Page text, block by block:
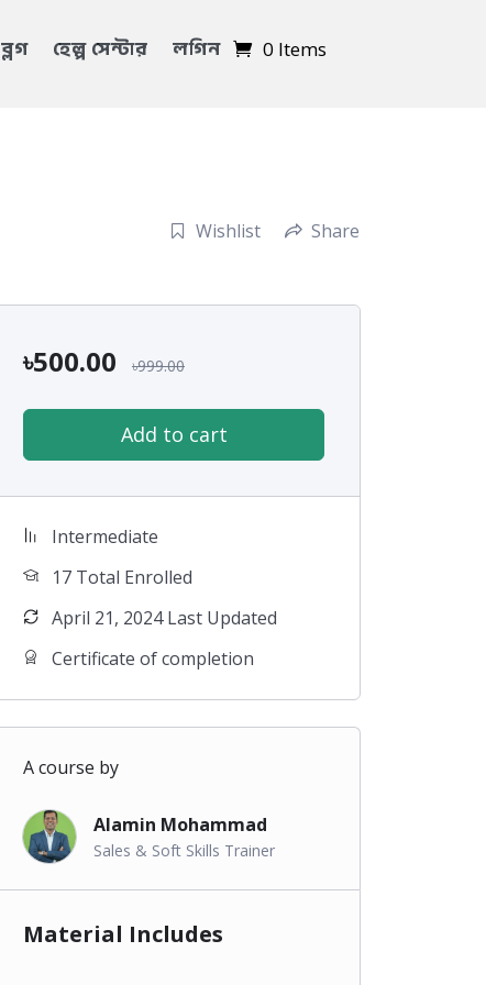
ব্লগ হেল্প সেন্টার লগিন 0 Items
Wishlist Share
৳500.00 ৳999.00
Add to cart
Intermediate
17 Total Enrolled
April 21, 2024 Last Updated
Certificate of completion
A course by
Alamin Mohammad
Sales & Soft Skills Trainer
Material Includes